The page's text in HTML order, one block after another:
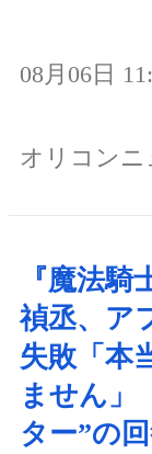
08月06日
オリコンニ
『魔法
禎丞、ア
失敗「本
ません
ター”の